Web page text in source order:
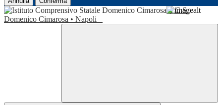
I.C.S.
Domenico Cimarosa • Napoli